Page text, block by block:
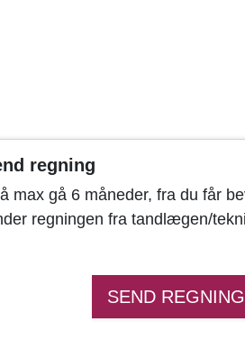
regning
max gå 6 måneder, fra du får
regningen fra tandlægen/
SEND REGNING